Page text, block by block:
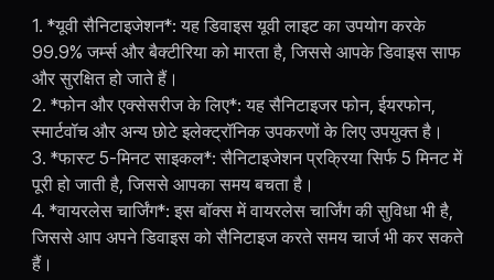
1. *यूवी सैनिटाइजेशन*: यह डिवाइस यूवी लाइट का उपयोग करके
99.9% जर्म्स और बैक्टीरिया को मारता है, जिससे आपके डिवाइस साफ
और सुरक्षित हो जाते हैं।
2. *फोन और एक्सेसरीज के लिए*: यह सैनिटाइजर फोन, ईयरफोन,
स्मार्टवॉच और अन्य छोटे इलेक्ट्रॉनिक उपकरणों के लिए उपयुक्त है।
3. *फास्ट 5-मिनट साइकल*: सैनिटाइजेशन प्रक्रिया सिर्फ 5 मिनट में
पूरी हो जाती है, जिससे आपका समय बचता है।
4. *वायरलेस चार्जिंग*: इस बॉक्स में वायरलेस चार्जिंग की सुविधा भी है,
जिससे आप अपने डिवाइस को सैनिटाइज करते समय चार्ज भी कर सकते
हैं।